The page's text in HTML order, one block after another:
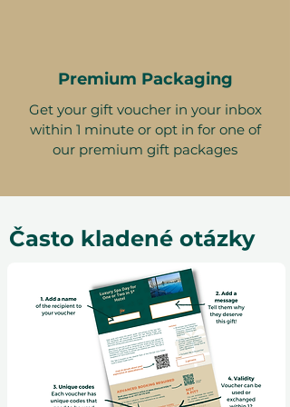
Premium Packaging
Get your gift voucher in your inbox
within 1 minute or opt in for one of
our premium gift packages
Často kladené otázky